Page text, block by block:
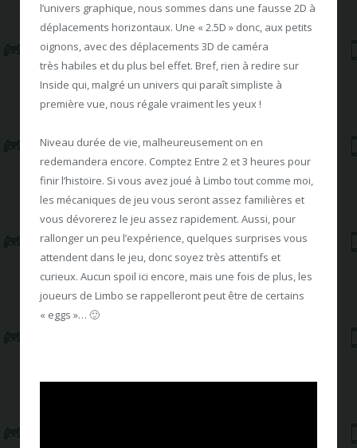
l’univers graphique, nous sommes dans une fausse 2D à
déplacements horizontaux. Une « 2.5D » donc, aux petits
oignons, avec des déplacements 3D de caméra
très habiles et du plus bel effet. Bref, rien à redire sur
Inside qui, malgré un univers qui paraît simpliste à
première vue, nous régale vraiment les yeux !
Niveau durée de vie, malheureusement on en
redemandera encore. Comptez Entre 2 et 3 heures pour
finir l’histoire. Si vous avez joué à Limbo tout comme moi,
les mécaniques de jeu vous seront assez familières et
vous dévorerez le jeu assez rapidement. Aussi, pour
rallonger un peu l’expérience, quelques surprises vous
attendent dans le jeu, donc soyez très attentifs et
curieux. Aucun spoil ici encore, mais une fois de plus, les
joueurs de Limbo se rappelleront peut être de certains
« eggs »… 🙂